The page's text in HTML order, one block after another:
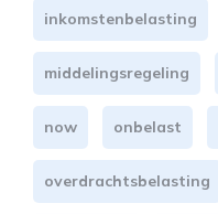
inkomstenbelasting
middelingsregeling
now onbelast
overdrachtsbelasting